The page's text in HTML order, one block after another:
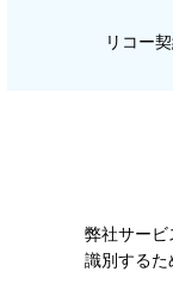
リコー
弊社サー
識別する